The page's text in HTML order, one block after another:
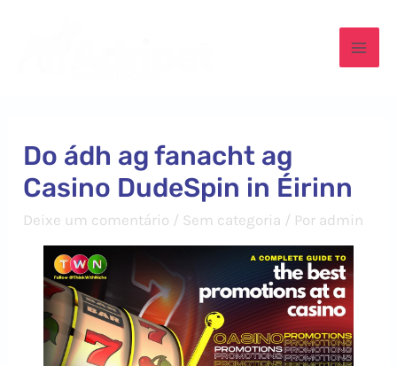
Do ádh ag fanacht ag
Casino DudeSpin in Éirinn
Deixe um comentário / Sem categoria / Por admin